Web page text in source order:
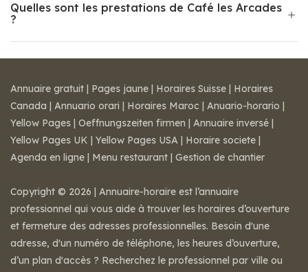
Quelles sont les prestations de Café les Arcades
?
Annuaire gratuit | Pages jaune | Horaires Suisse | Horaires
Canada | Annuario orari | Horaires Maroc | Anuario-horario |
Yellow Pages | Oeffnungszeiten firmen | Annuaire inversé |
Yellow Pages UK | Yellow Pages USA | Horaire societe |
Agenda en ligne | Menu restaurant | Gestion de chantier
Copyright © 2026 | Annuaire-horaire est l’annuaire
professionnel qui vous aide à trouver les horaires d’ouverture
et fermeture des adresses professionnelles. Besoin d'une
adresse, d'un numéro de téléphone, les heures d’ouverture,
d’un plan d'accès ? Recherchez le professionnel par ville ou